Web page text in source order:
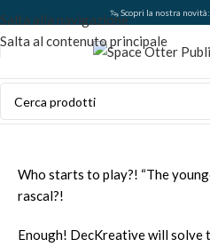
Salta alla navigazione
Salta al contenuto principale
🦦 Scopri la nostra
Who starts to play?! “The
rascal?!
Enough! DecKreative will solve